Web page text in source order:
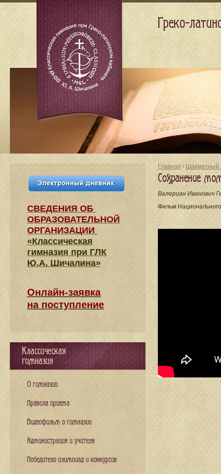
Главная / Шахматный
Сохранение
Валериан Иванович
Фильм
СВЕДЕНИЯ​ ОБ
ОБРАЗОВАТЕЛЬНОЙ
ОРГАНИЗАЦИИ
«Классическая
гимназия при ГЛК
Ю.А. Шичалина»
Онлайн-заявка
на поступление
Классическая
гимназия
О гимназии
Правила приема
Видеофильм о гимназии
Администрация и учителя
Победители олимпиад и конкурсов
Греко-